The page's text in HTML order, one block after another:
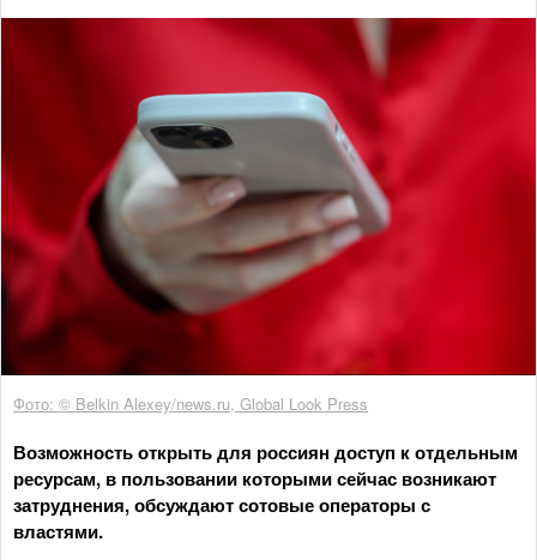
Фото: © Belkin Alexey/news.ru, Global Look Press
Возможность открыть для россиян доступ к отдельным
ресурсам, в пользовании которыми сейчас возникают
затруднения, обсуждают сотовые операторы с
властями.